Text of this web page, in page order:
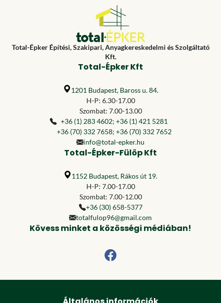
Total-Épker Építési, Szakipari, Anyagkereskedelmi és Szolgáltató
Kft.
Total-Épker Kft
1201 Budapest, Baross u. 84.
H-P: 6.30-17.00
Szombat: 7.00-13.00
+36 (1) 283 4602; +36 (1) 421 5281
+36 (70) 332 7658; +36 (70) 332 7652
info@total-epker.hu
Total-Épker-Fülöp Kft
1152 Budapest, Rákos út 19.
H-P: 7.00-17.00
Szombat: 7.00-12.00
+36 (30) 658-5377
totalfulop96@gmail.com
Kövess minket a közösségi médiában!